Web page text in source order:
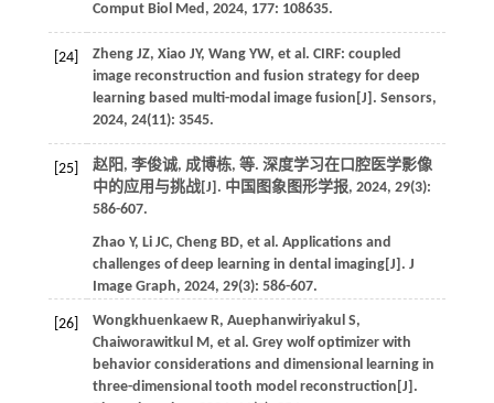
Comput Biol Med, 2024, 177: 108635.
[24] Zheng JZ, Xiao JY, Wang YW, et al. CIRF: coupled
image reconstruction and fusion strategy for deep
learning based multi-modal image fusion[J]. Sensors,
2024, 24(11): 3545.
[25] 赵阳, 李俊诚, 成博栋, 等. 深度学习在口腔医学影像
中的应用与挑战[J]. 中国图象图形学报, 2024, 29(3):
586-607.
Zhao Y, Li JC, Cheng BD, et al. Applications and
challenges of deep learning in dental imaging[J]. J
Image Graph, 2024, 29(3): 586-607.
[26] Wongkhuenkaew R, Auephanwiriyakul S,
Chaiworawitkul M, et al. Grey wolf optimizer with
behavior considerations and dimensional learning in
three-dimensional tooth model reconstruction[J].